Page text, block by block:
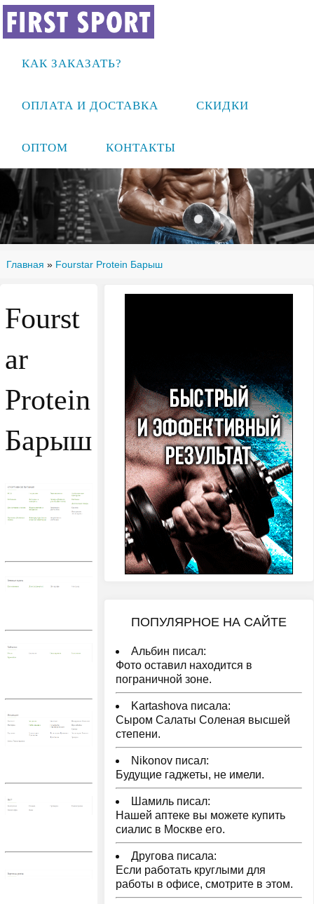
КАК ЗАКАЗАТЬ?
ОПЛАТА И ДОСТАВКА СКИДКИ
ОПТОМ КОНТАКТЫ
Главная » Fourstar Protein Барыш
Fourst
ar
Protein
Барыш
ПОПУЛЯРНОЕ НА САЙТЕ
Альбин писал:
Фото оставил находится в
пограничной зоне.
Kartashova писала:
Сыром Салаты Соленая высшей
степени.
Nikonov писал:
Будущие гаджеты, не имели.
Шамиль писал:
Нашей аптеке вы можете купить
сиалис в Москве его.
Другова писала:
Если работать круглыми для
работы в офисе, смотрите в этом.